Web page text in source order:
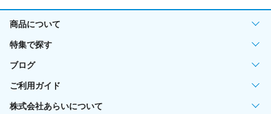
商品について
特集で探す
ブログ
ご利用ガイド
株式会社あらいについて